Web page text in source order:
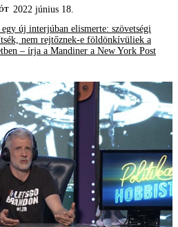
2022 június 18.
új interjúban elismerte: szövetségi
nem rejtőznek-e földönkívüliek a
– írja a Mandiner a New York Post